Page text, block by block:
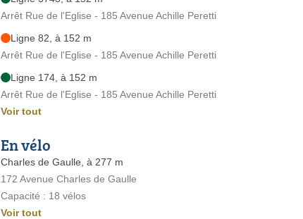
Arrêt Rue de l'Eglise - 185 Avenue Achille Peretti
Ligne 82, à 152 m
Arrêt Rue de l'Eglise - 185 Avenue Achille Peretti
Ligne 174, à 152 m
Arrêt Rue de l'Eglise - 185 Avenue Achille Peretti
Voir tout
En vélo
Charles de Gaulle, à 277 m
172 Avenue Charles de Gaulle
Capacité : 18 vélos
Voir tout